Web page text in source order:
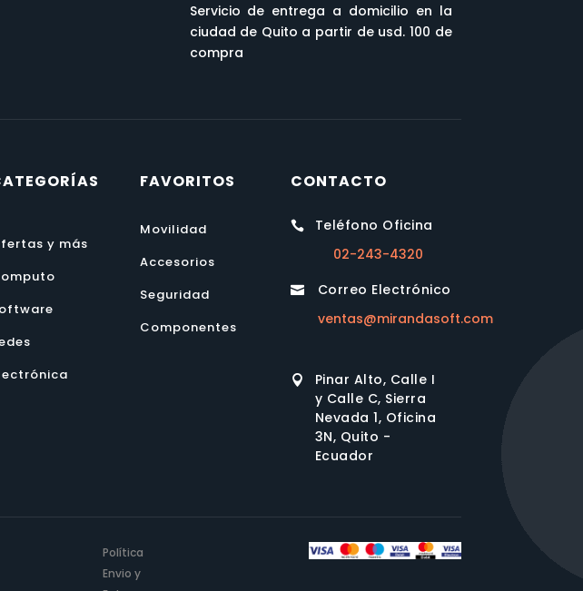
Servicio de entrega a domicilio en la
ciudad de Quito a partir de usd. 100 de
compra
y más
FAVORITOS
Movilidad
Accesorios
Seguridad
Componentes
CONTACTO

Teléfono Oficina
02-243-4320

Correo Electrónico
ventas@mirandasoft.com

Pinar Alto, Calle I
y Calle C, Sierra
Nevada 1, Oficina
3N, Quito -
Ecuador
Política
Envio y